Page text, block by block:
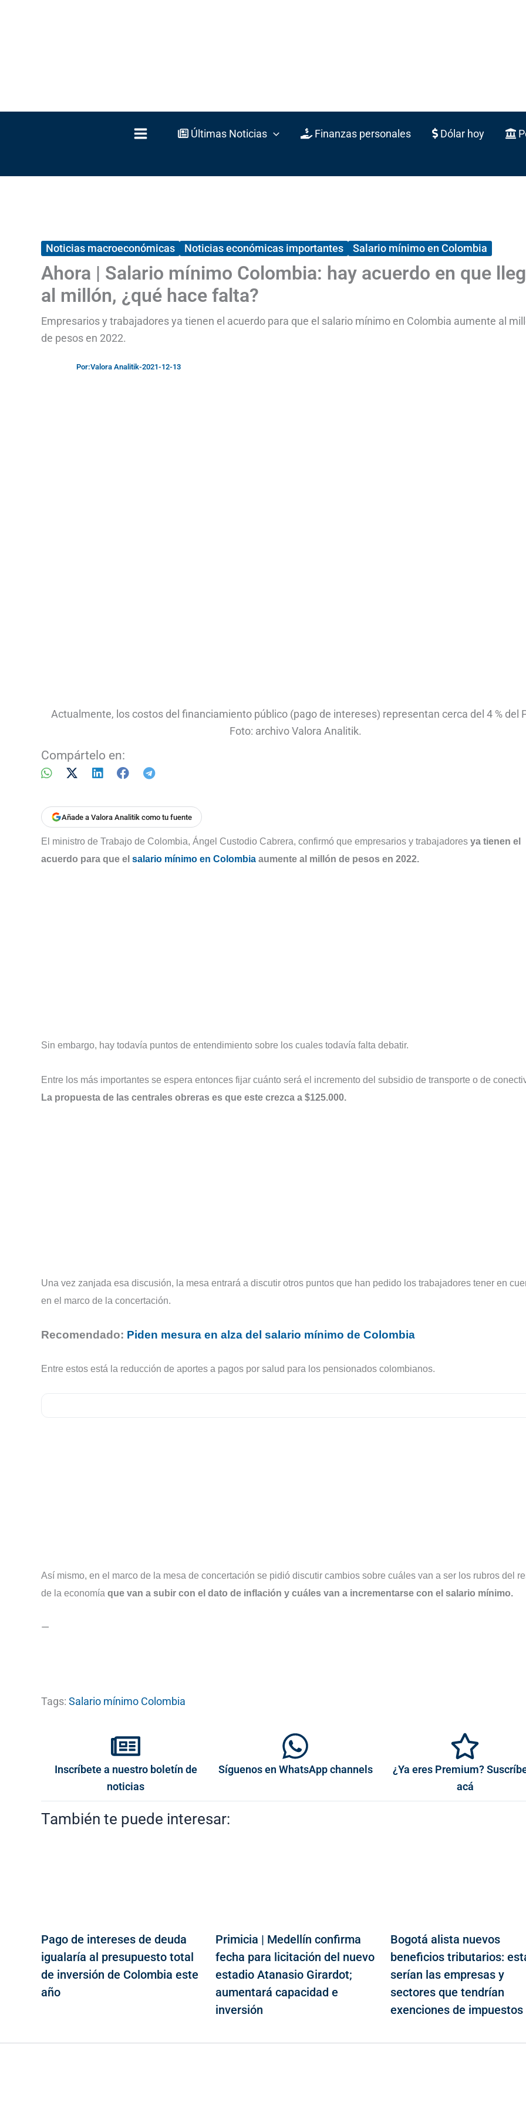
Últimas Noticias Finanzas personales Dólar hoy
Noticias macroeconómicas Noticias económicas importantes Salario mínimo en Colombia
Ahora | Salario mínimo Colombia: hay acuerdo en que
al millón, ¿qué hace falta?
Empresarios y trabajadores ya tienen el acuerdo para que el salario mínimo en Colombia aumente al
de pesos en 2022.
Por:Valora Analitik-2021-12-13
Actualmente, los costos del financiamiento público (pago de intereses) representan cerca del 4 % del
Foto: archivo Valora Analitik.
Compártelo en:
Añade a Valora Analitik como tu fuente
El ministro de Trabajo de Colombia, Ángel Custodio Cabrera, confirmó que empresarios y trabajadores ya tienen el
acuerdo para que el salario mínimo en Colombia aumente al millón de pesos en 2022.
Sin embargo, hay todavía puntos de entendimiento sobre los cuales todavía falta debatir.
Entre los más importantes se espera entonces fijar cuánto será el incremento del subsidio de transporte o de
La propuesta de las centrales obreras es que este crezca a $125.000.
Una vez zanjada esa discusión, la mesa entrará a discutir otros puntos que han pedido los trabajadores tener en
en el marco de la concertación.
Recomendado: Piden mesura en alza del salario mínimo de Colombia
Entre estos está la reducción de aportes a pagos por salud para los pensionados colombianos.
Así mismo, en el marco de la mesa de concertación se pidió discutir cambios sobre cuáles van a ser los rubros del
de la economía que van a subir con el dato de inflación y cuáles van a incrementarse con el salario mínimo.
—
Tags: Salario mínimo Colombia
Inscríbete a nuestro boletín de
noticias
Síguenos en WhatsApp channels
¿Ya eres Premium?
acá
También te puede interesar:
Pago de intereses de deuda
igualaría al presupuesto total
de inversión de Colombia este
año
Primicia | Medellín confirma
fecha para licitación del nuevo
estadio Atanasio Girardot;
aumentará capacidad e
inversión
Bogotá alista nuevos
beneficios tributarios:
serían las empresas y
sectores que tendrían
exenciones de impuestos